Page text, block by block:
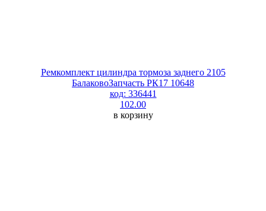
Ремкомплект цилиндра тормоза заднего 2105
БалаковоЗапчасть РК17 10648
код: 336441
102.00
в корзину